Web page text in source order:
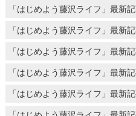
「はじめよう藤沢ライフ」最新
「はじめよう藤沢ライフ」最新
「はじめよう藤沢ライフ」最新
「はじめよう藤沢ライフ」最新
「はじめよう藤沢ライフ」最新